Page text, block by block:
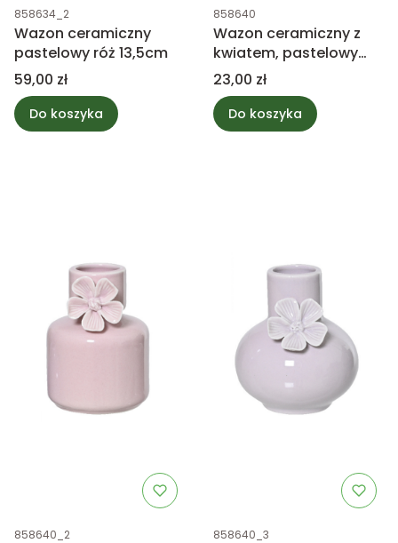
Kod produktu
858634_2
Wazon ceramiczny
pastelowy róż 13,5cm
Cena
59,00 zł
Do koszyka
Kod produktu
858640
Wazon ceramiczny z
kwiatem, pastelowy
fiolet 12cm
Cena
23,00 zł
Do koszyka
Kod produktu
858640_2 Kod produktu
858640_3